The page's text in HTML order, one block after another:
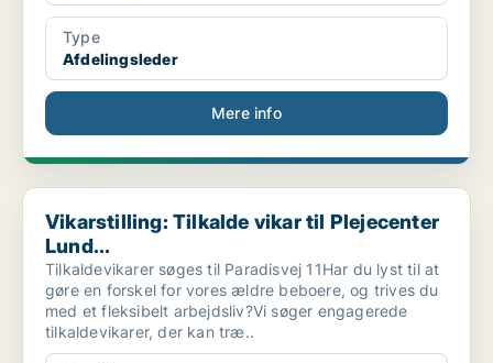
Type
Afdelingsleder
Mere info
Vikarstilling: Tilkalde vikar til Plejecenter Lund...
Vikarstilling: Tilkalde vikar til Plejecenter
Lund...
Tilkaldevikarer søges til Paradisvej 11Har du lyst til at
gøre en forskel for vores ældre beboere, og trives du
med et fleksibelt arbejdsliv?Vi søger engagerede
tilkaldevikarer, der kan træ..